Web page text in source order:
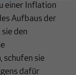
einer Inflation
Aufbaus der
den
schufen sie
dafür